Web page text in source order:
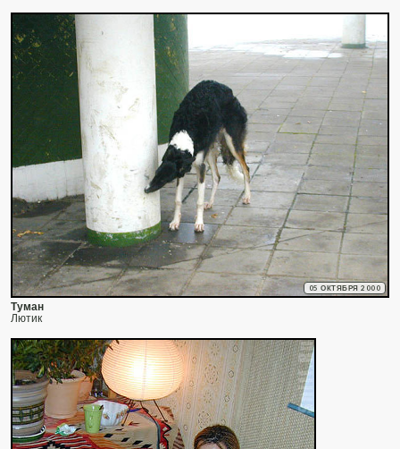
05 ОКТЯБРЯ 2000
Туман
Лютик